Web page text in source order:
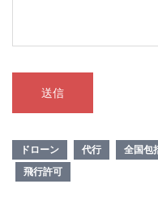
ドローン 代行 全国包
飛行許可